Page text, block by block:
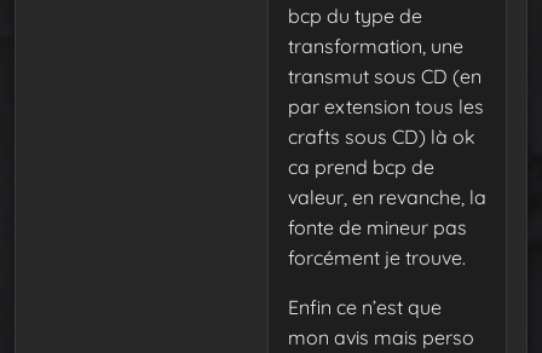
bcp du type de
transformation, une
transmut sous CD (en
par extension tous les
crafts sous CD) là ok
ca prend bcp de
valeur, en revanche, la
fonte de mineur pas
forcément je trouve.
Enfin ce n’est que
mon avis mais perso